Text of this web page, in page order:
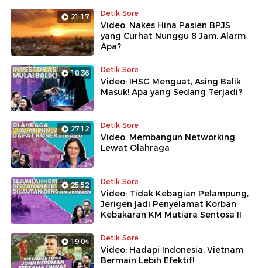
21:17 Detik Sore
Video: Nakes Hina Pasien BPJS
yang Curhat Nunggu 8 Jam, Alarm
Apa?
18:36 Detik Sore
Video: IHSG Menguat, Asing Balik
Masuk! Apa yang Sedang Terjadi?
27:12 Detik Sore
Video: Membangun Networking
Lewat Olahraga
25:52 Detik Sore
Video: Tidak Kebagian Pelampung,
Jerigen jadi Penyelamat Korban
Kebakaran KM Mutiara Sentosa II
19:04 Detik Sore
Video: Hadapi Indonesia, Vietnam
Bermain Lebih Efektif!